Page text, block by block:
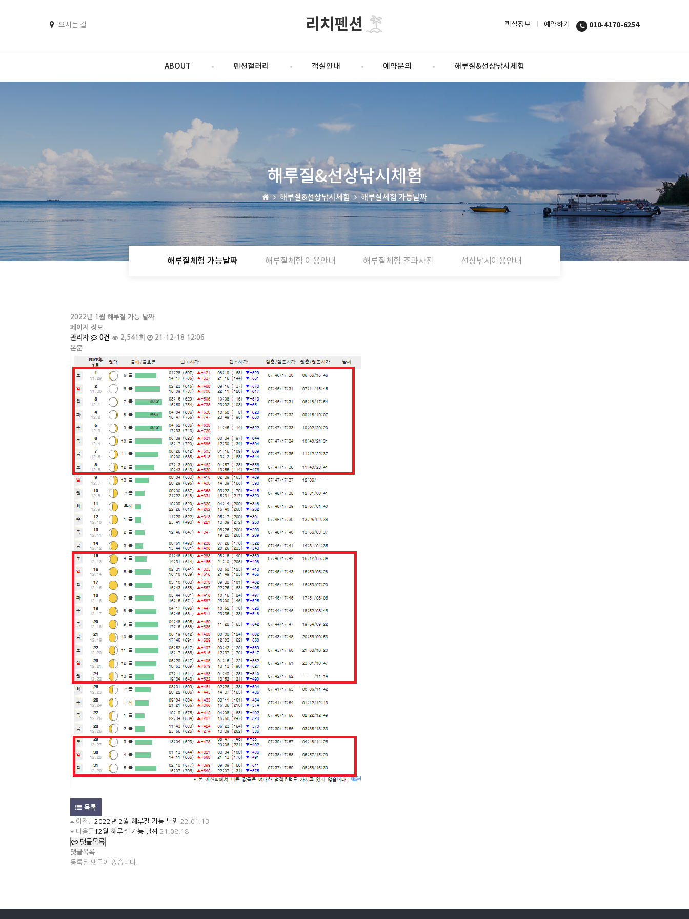
오시는 길 객실정보 예약하기 010-4170-6254
ABOUT 펜션갤러리 객실안내 예약문의 해루질&선상낚시체험
해루질&선상낚시체험
해루질&선상낚시체험 해루질체험 가능날짜
해루질체험 가능날짜 해루질체험 이용안내 해루질체험 조과사진 선상낚시이용안내
2022년 1월 해루질 가능 날짜
페이지 정보
관리자
0건 2,541회
21-12-18 12:06
본문
목록
이전글2022년 2월 해루질 가능 날짜 22.01.13
다음글12월 해루질 가능 날짜 21.08.18
댓글목록
댓글목록
등록된 댓글이 없습니다.